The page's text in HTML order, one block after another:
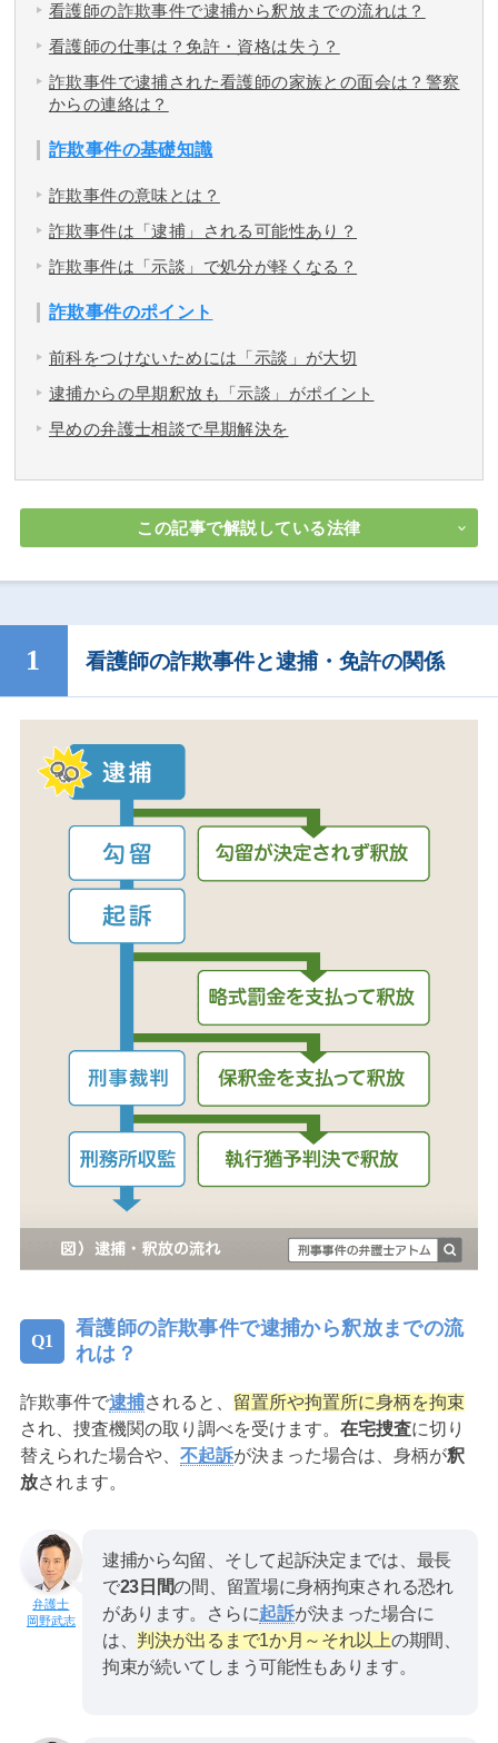
看護師の詐欺事件で逮捕から釈放までの流れは？
看護師の仕事は？免許・資格は失う？
詐欺事件で逮捕された看護師の家族との面会は？警察
からの連絡は？
詐欺事件の基礎知識
詐欺事件の意味とは？
詐欺事件は「逮捕」される可能性あり？
詐欺事件は「示談」で処分が軽くなる？
詐欺事件のポイント
前科をつけないためには「示談」が大切
逮捕からの早期釈放も「示談」がポイント
早めの弁護士相談で早期解決を
この記事で解説している法律
看護師の詐欺事件と逮捕・免許の関係
看護師の詐欺事件で逮捕から釈放までの流
れは？
詐欺事件で逮捕されると、 留置所や拘置所に身柄を拘束
され、捜査機関の取り調べを受けます。 在宅捜査に切り
替えられた場合や、 不起訴が決まった場合は、身柄が釈
放されます。
岡野武志
逮捕から勾留、そして起訴決定までは、最長
で23日間の間、留置場に身柄拘束される恐れ
があります。さらに起訴が決まった場合に
は、 判決が出るまで1か月～それ以上の期間、
拘束が続いてしまう可能性もあります。